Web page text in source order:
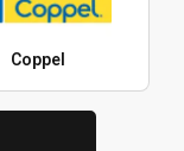
Coppel